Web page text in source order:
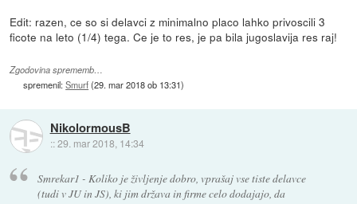
Edit: razen, ce so si delavci z minimalno placo lahko privoscili 3
ficote na leto (1/4) tega. Ce je to res, je pa bila jugoslavija res raj!
Zgodovina sprememb…
spremenil:Smurf(29. mar 2018 ob 13:31)
NikolormousB
::29. mar 2018, 14:34
Smrekar1 - Koliko je življenje dobro, vprašaj vse tiste delavce
(tudi v JU in JS), ki jim država in firme celo dodajajo, da